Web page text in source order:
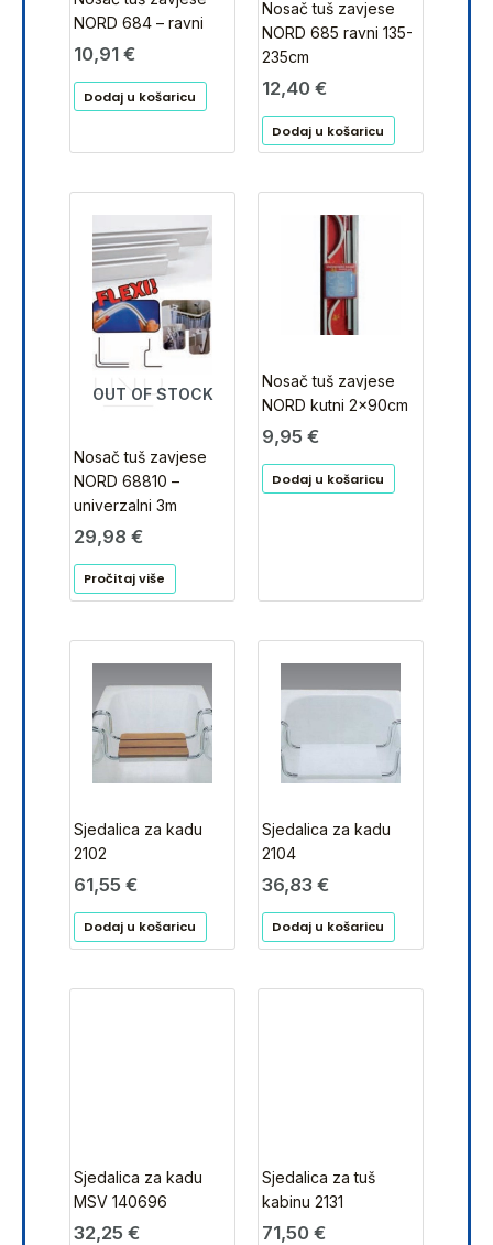
NORD 684 – ravni
10,91 €
Dodaj u košaricu
Nosač tuš zavjese
NORD 685 ravni 135-
235cm
12,40 €
Dodaj u košaricu
OUT OF STOCK
Nosač tuš zavjese
NORD 68810 –
univerzalni 3m
29,98 €
Pročitaj više
Nosač tuš zavjese
NORD kutni 2x90cm
9,95 €
Dodaj u košaricu
Sjedalica za kadu
2102
61,55 €
Dodaj u košaricu
Sjedalica za kadu
2104
36,83 €
Dodaj u košaricu
Sjedalica za kadu
MSV 140696
32,25 €
Sjedalica za tuš
kabinu 2131
71,50 €